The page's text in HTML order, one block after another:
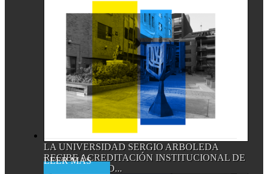
LA UNIVERSIDAD SERGIO ARBOLEDA
RECIBE ACREDITACIÓN INSTITUCIONAL DE
ALTA CALIDAD...